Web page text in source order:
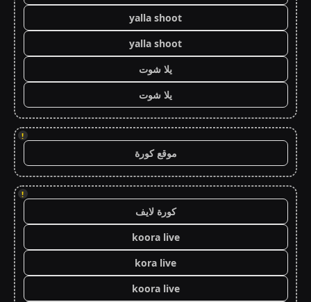
yalla shoot
yalla shoot
يلا شوت
يلا شوت
!
موقع كورة
!
كورة لايف
koora live
kora live
koora live